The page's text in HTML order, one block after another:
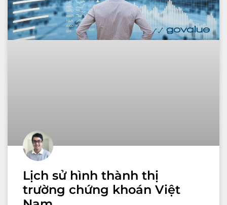
Lịch sử hình thành thị
trường chứng khoán Việt